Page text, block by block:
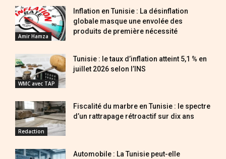
Amir Hamza
Inflation en Tunisie : La désinflation
globale masque une envolée des
produits de première nécessité
WMC avec TAP
Tunisie : le taux d’inflation atteint 5,1 % en
juillet 2026 selon l’INS
Redaction
Fiscalité du marbre en Tunisie : le spectre
d’un rattrapage rétroactif sur dix ans
Automobile : La Tunisie peut-elle